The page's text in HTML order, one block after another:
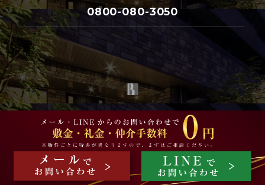
0800-080-3050
プレジオ公式 プレジオデザインスタイルは
株式会社プレジオのグループ会社である 株式会社ベイシスが運営しています
©2016-2026 PREGIO Co., Ltd.